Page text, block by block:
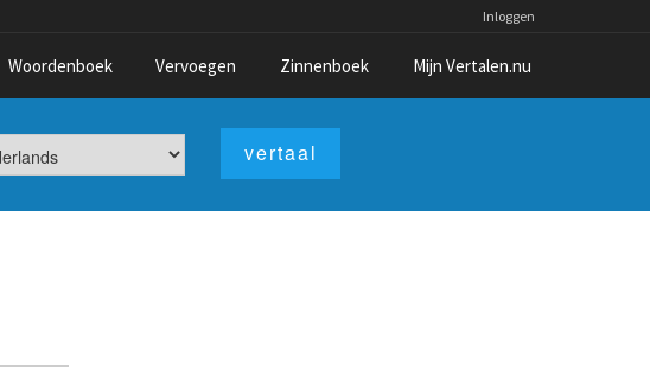
Inloggen
Woordenboek Vervoegen Zinnenboek Mijn Vertalen.nu